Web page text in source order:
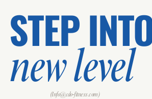
STEP
new level
(Info@cdo-fitness.com)